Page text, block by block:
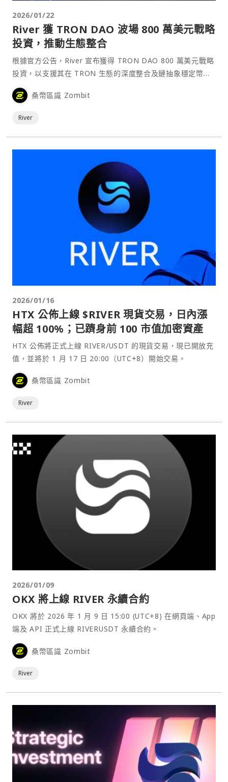
2026/01/22
River 獲 TRON DAO 波場 800 萬美元戰略
投資，推動生態整合
根據官方公告，River 宣布獲得 TRON DAO 800 萬美元戰略
投資，以支援其在 TRON 生態的深度整合及鏈抽象穩定幣基
礎設施的部署。
桑幣區識 Zombit
River
2026/01/16
HTX 公佈上線 $RIVER 現貨交易，日內漲
幅超 100%；已躋身前 100 市值加密資產
HTX 公佈將正式上線 RIVER/USDT 的現貨交易，現已開放充
值，並將於 1 月 17 日 20:00（UTC+8）開始交易。
桑幣區識 Zombit
River
2026/01/09
OKX 將上線 RIVER 永續合約
OKX 將於 2026 年 1 月 9 日 15:00 (UTC+8) 在網頁端、App
端及 API 正式上線 RIVERUSDT 永續合約。
桑幣區識 Zombit
River